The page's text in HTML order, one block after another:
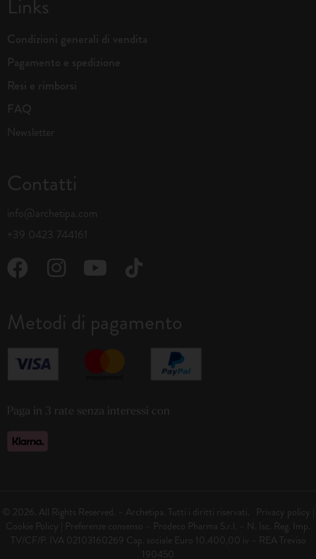
Links
Condizioni generali di vendita
Pagamento e spedizione
Resi e rimborsi
FAQ
Newsletter
Contatti
info@archetipa.com
+39 0423 744161
Metodi di pagamento
Paga in 3 rate senza interessi con
© 2026. All Rights Reserved. – Archetipa. Tutti i diritti riservati. Privacy policy
Cookie Policy
Preferenze consenso – Prodeco Pharma S.r.l. – N. Isc. Reg. Imp.
TV/CF/P. IVA 02103160269 Cap. sociale Euro 10.400,00 iv – REA Treviso
190450